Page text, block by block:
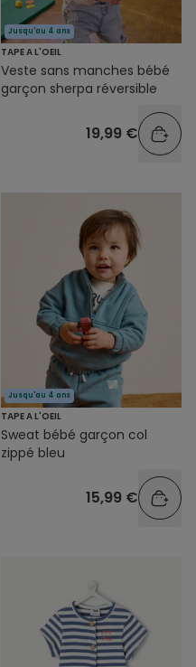
Jusqu'au 4 ans
TAPE A L'OEIL
Veste sans manches bébé
garçon sherpa réversible
19,99 €
Jusqu'au 4 ans
TAPE A L'OEIL
Sweat bébé garçon col
zippé bleu
15,99 €